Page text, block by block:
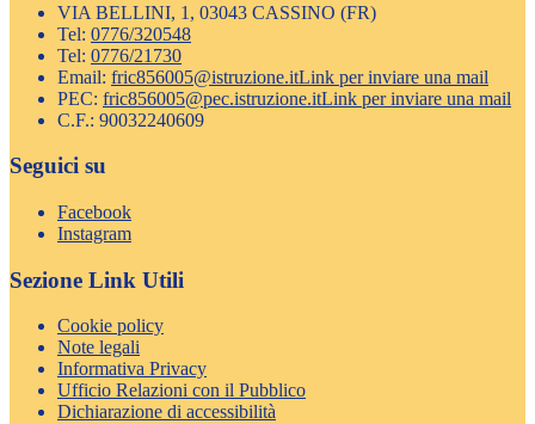
VIA BELLINI, 1, 03043 CASSINO (FR)
Tel: 0776/320548
Tel: 0776/21730
Email: fric856005@istruzione.itLink per inviare una mail
PEC: fric856005@pec.istruzione.itLink per inviare una mail
C.F.: 90032240609
Seguici su
Facebook
Instagram
Sezione Link Utili
Cookie policy
Note legali
Informativa Privacy
Ufficio Relazioni con il Pubblico
Dichiarazione di accessibilità